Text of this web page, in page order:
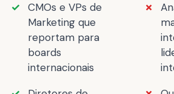
CMOs e VPs de
Marketing que
reportam para
boards
internacionais